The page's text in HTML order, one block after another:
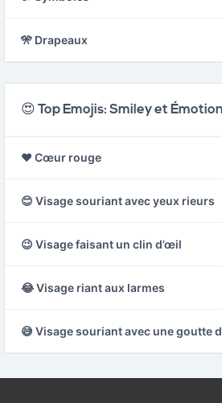
🎌 Drapeaux
😍 Top Emojis: Smiley et
❤️ Cœur rouge
😊 Visage souriant avec yeux rieurs
😉 Visage faisant un clin d’œil
😂 Visage riant aux larmes
😅 Visage souriant avec une goutte